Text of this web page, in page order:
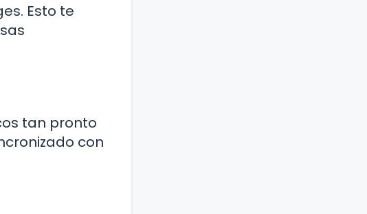
Esto te
tan pronto
con